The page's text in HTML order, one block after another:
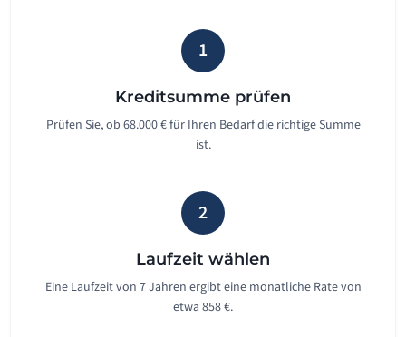
1
Kreditsumme prüfen
Prüfen Sie, ob 68.000 € für Ihren Bedarf die richtige Summe
ist.
2
Laufzeit wählen
Eine Laufzeit von 7 Jahren ergibt eine monatliche Rate von
etwa 858 €.